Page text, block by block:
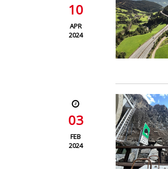
10
APR
2024
03
FEB
2024